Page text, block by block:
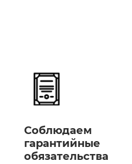
Соблюдаем
гарантийные
обязательства